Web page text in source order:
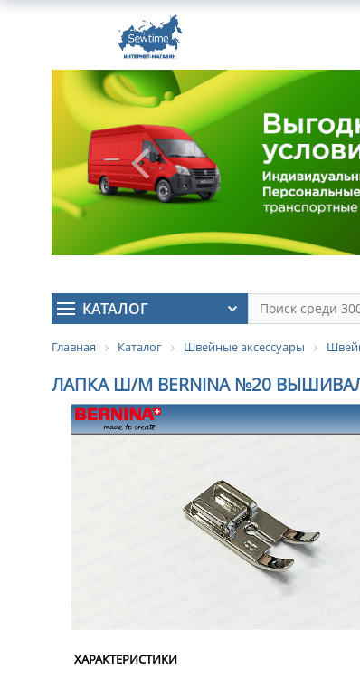
КАТАЛОГ
Главная Каталог Швейные аксессуары
ЛАПКА Ш/М BERNINA №20
ХАРАКТЕРИСТИКИ